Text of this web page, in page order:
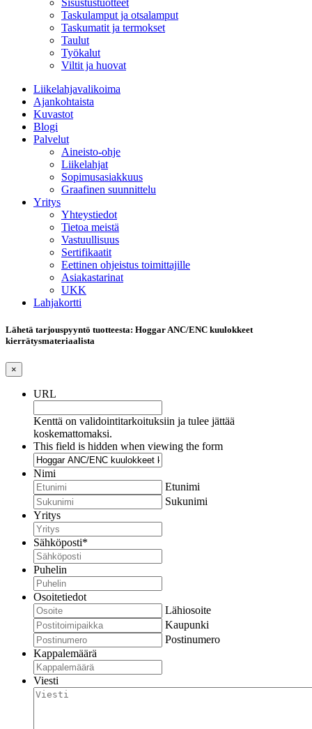
Sisustustuotteet
Taskulamput ja otsalamput
Taskumatit ja termokset
Taulut
Työkalut
Viltit ja huovat
Liikelahjavalikoima
Ajankohtaista
Kuvastot
Blogi
Palvelut
Aineisto-ohje
Liikelahjat
Sopimusasiakkuus
Graafinen suunnittelu
Yritys
Yhteystiedot
Tietoa meistä
Vastuullisuus
Sertifikaatit
Eettinen ohjeistus toimittajille
Asiakastarinat
UKK
Lahjakortti
Lähetä tarjouspyyntö tuotteesta: Hoggar ANC/ENC kuulokkeet
kierrätysmateriaalista
×
URL
Kenttä on validointitarkoituksiin ja tulee jättää
koskemattomaksi.
This field is hidden when viewing the form
Nimi
Etunimi
Sukunimi
Yritys
Sähköposti*
Puhelin
Osoitetiedot
Lähiosoite
Kaupunki
Postinumero
Kappalemäärä
Viesti